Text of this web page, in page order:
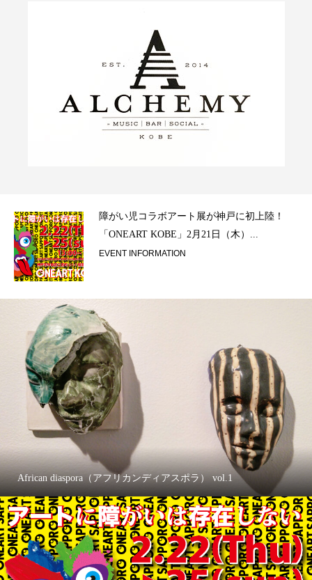
障がい児コラボアート展が神戸に初上陸！
「ONEART KOBE」2月21日（木）...
EVENT INFORMATION
African diaspora（アフリカンディアスポラ） vol.1